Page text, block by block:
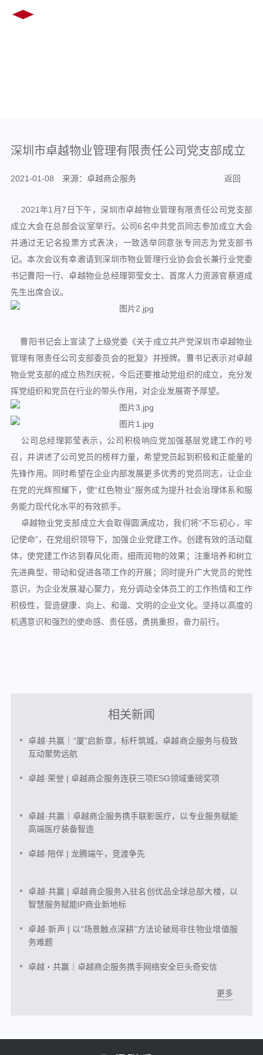
深圳市卓越物业管理有限责任公司党支部成立
2021-01-08 来源：卓越商企服务 返回
2021年1月7日下午，深圳市卓越物业管理有限责任公司党支部
成立大会在总部会议室举行。公司6名中共党员同志参加成立大会
并通过无记名投票方式表决，一致选举同意张专同志为党支部书
记。本次会议有幸邀请到深圳市物业管理行业协会会长兼行业党委
书记曹阳一行、卓越物业总经理郭莹女士、首席人力资源官蔡道成
先生出席会议。
曹阳书记会上宣读了上级党委《关于成立共产党深圳市卓越物业
管理有限责任公司支部委员会的批复》并授牌。曹书记表示对卓越
物业党支部的成立热烈庆祝，今后还要推动党组织的成立，充分发
挥党组织和党员在行业的带头作用，对企业发展寄予厚望。
公司总经理郭莹表示，公司积极响应党加强基层党建工作的号
召，并讲述了公司党员的榜样力量，希望党员起到积极和正能量的
先锋作用。同时希望在企业内部发展更多优秀的党员同志，让企业
在党的光辉照耀下，使“红色物业”服务成为提升社会治理体系和服
务能力现代化水平的有效抓手。
卓越物业党支部成立大会取得圆满成功，我们将“不忘初心，牢
记使命”，在党组织领导下，加强企业党建工作。创建有效的活动载
体，使党建工作达到春风化雨，细雨润物的效果；注重培养和树立
先进典型，带动和促进各项工作的开展；同时提升广大党员的党性
意识，为企业发展凝心聚力，充分调动全体员工的工作热情和工作
积极性，营造健康、向上、和谐、文明的企业文化。坚持以高度的
机遇意识和强烈的使命感、责任感，勇挑重担，奋力前行。
相关新闻
卓越·共赢｜“厦”启新章，标杆筑城，卓越商企服务与极致
互动聚势远航
卓越·荣誉 | 卓越商企服务连获三项ESG领域重磅奖项
卓越·共赢｜卓越商企服务携手联影医疗，以专业服务赋能
高端医疗装备智造
卓越·陪伴 | 龙腾端午，竞渡争先
卓越·共赢 | 卓越商企服务入驻名创优品全球总部大楼，以
智慧服务赋能IP商业新地标
卓越·新声 | 以“场景触点深耕”方法论破局非住物业增值服
务难题
卓越・共赢｜卓越商企服务携手网络安全巨头奇安信
更多